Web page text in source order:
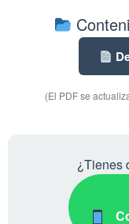
(El PDF se
¿Tienes